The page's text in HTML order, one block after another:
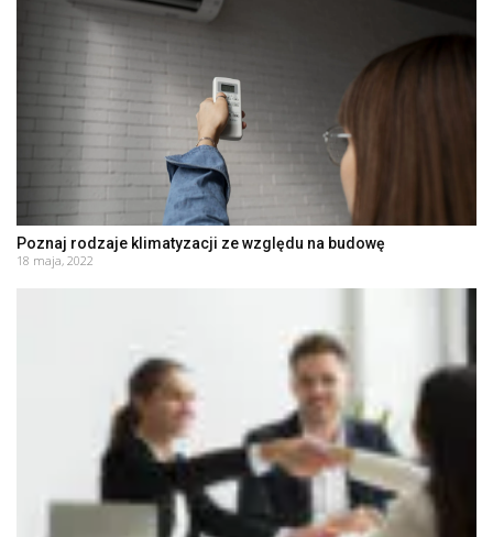
Poznaj rodzaje klimatyzacji ze względu na budowę
18 maja, 2022